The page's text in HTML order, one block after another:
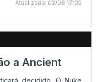
Atualizada: 02/08 17:05
a Ancient
decidido. O Nuke